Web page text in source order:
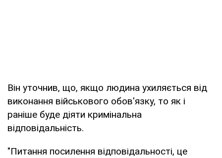
Він уточнив, що, якщо людина ухиляється від
виконання військового обов'язку, то як і
раніше буде діяти кримінальна
відповідальність.
"Питання посилення відповідальності, це